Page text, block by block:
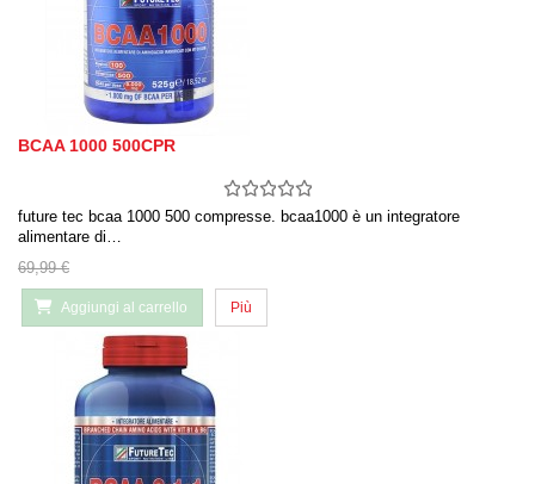
BCAA 1000 500CPR
future tec bcaa 1000 500 compresse. bcaa1000 è un integratore
alimentare di…
69,99 €
Aggiungi al carrello Più